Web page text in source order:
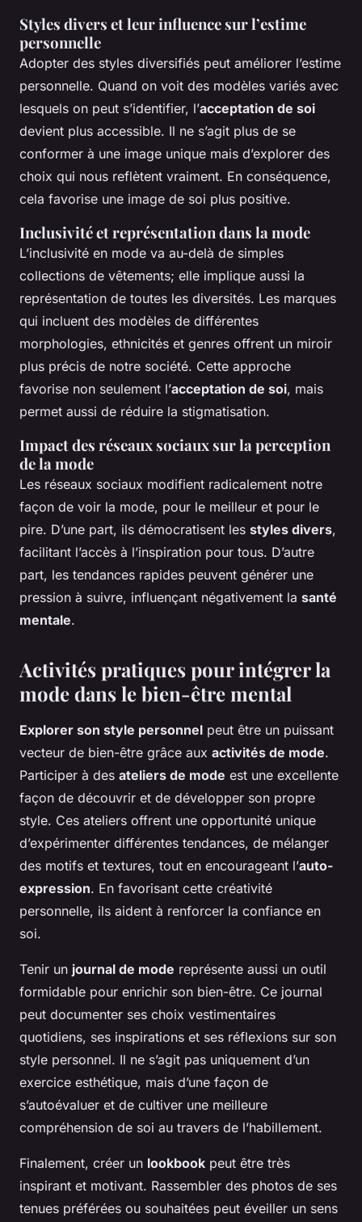
Styles divers et leur influence sur l’estime
personnelle
Adopter des styles diversifiés peut améliorer l’estime
personnelle. Quand on voit des modèles variés avec
lesquels on peut s’identifier, l’acceptation de soi
devient plus accessible. Il ne s’agit plus de se
conformer à une image unique mais d’explorer des
choix qui nous reflètent vraiment. En conséquence,
cela favorise une image de soi plus positive.
Inclusivité et représentation dans la mode
L’inclusivité en mode va au-delà de simples
collections de vêtements; elle implique aussi la
représentation de toutes les diversités. Les marques
qui incluent des modèles de différentes
morphologies, ethnicités et genres offrent un miroir
plus précis de notre société. Cette approche
favorise non seulement l’acceptation de soi, mais
permet aussi de réduire la stigmatisation.
Impact des réseaux sociaux sur la perception
de la mode
Les réseaux sociaux modifient radicalement notre
façon de voir la mode, pour le meilleur et pour le
pire. D’une part, ils démocratisent les styles divers,
facilitant l’accès à l’inspiration pour tous. D’autre
part, les tendances rapides peuvent générer une
pression à suivre, influençant négativement la santé
mentale.
Activités pratiques pour intégrer la
mode dans le bien-être mental
Explorer son style personnel peut être un puissant
vecteur de bien-être grâce aux activités de mode.
Participer à des ateliers de mode est une excellente
façon de découvrir et de développer son propre
style. Ces ateliers offrent une opportunité unique
d’expérimenter différentes tendances, de mélanger
des motifs et textures, tout en encourageant l’auto-
expression. En favorisant cette créativité
personnelle, ils aident à renforcer la confiance en
soi.
Tenir un journal de mode représente aussi un outil
formidable pour enrichir son bien-être. Ce journal
peut documenter ses choix vestimentaires
quotidiens, ses inspirations et ses réflexions sur son
style personnel. Il ne s’agit pas uniquement d’un
exercice esthétique, mais d’une façon de
s’autoévaluer et de cultiver une meilleure
compréhension de soi au travers de l’habillement.
Finalement, créer un lookbook peut être très
inspirant et motivant. Rassembler des photos de ses
tenues préférées ou souhaitées peut éveiller un sens